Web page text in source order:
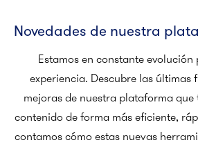
Novedades de nuestra
Estamos en constante
experiencia. Descubre las últimas
mejoras de nuestra plataforma
contenido de forma más eficiente,
contamos cómo estas nuevas